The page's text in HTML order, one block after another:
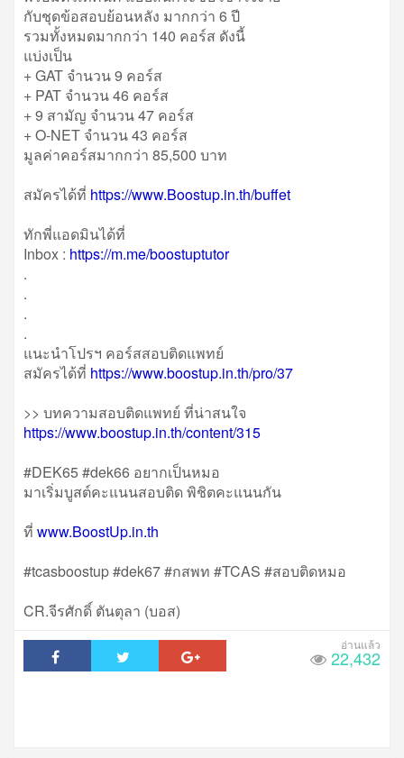
กับชุดข้อสอบย้อนหลัง มากกว่า 6 ปี
รวมทั้งหมดมากกว่า 140 คอร์ส ดังนี้
แบ่งเป็น
+ GAT จำนวน 9 คอร์ส
+ PAT จำนวน 46 คอร์ส
+ 9 สามัญ จำนวน 47 คอร์ส
+ O-NET จำนวน 43 คอร์ส
มูลค่าคอร์สมากกว่า 85,500 บาท
สมัครได้ที่ https://www.Boostup.in.th/buffet
ทักพี่แอดมินได้ที่
Inbox : https://m.me/boostuptutor
.
.
.
.
แนะนำโปรฯ คอร์สสอบติดแพทย์
สมัครได้ที่ https://www.boostup.in.th/pro/37
>> บทความสอบติดแพทย์ ที่น่าสนใจ
https://www.boostup.in.th/content/315
#DEK65 #dek66 อยากเป็นหมอ
มาเริ่มบูสต์คะแนนสอบติด พิชิตคะแนนกัน
ที่ www.BoostUp.in.th
#tcasboostup #dek67 #กสพท #TCAS #สอบติดหมอ
CR.จีรศักดิ์ ตันตุลา (บอส)
22,432